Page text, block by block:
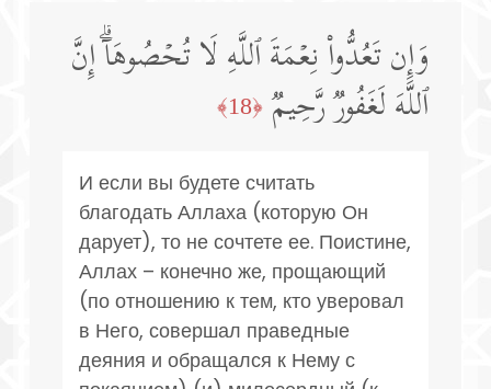
وَإِن تَعُدُّوا۟ نِعۡمَةَ ٱللَّهِ لَا تُحۡصُوهَاۤۗ إِنَّ
ٱللَّهَ لَغَفُورࣱ رَّحِیمࣱ ﴿18﴾
И если вы будете считать
благодать Аллаха (которую Он
дарует), то не сочтете ее. Поистине,
Аллах – конечно же, прощающий
(по отношению к тем, кто уверовал
в Него, совершал праведные
деяния и обращался к Нему с